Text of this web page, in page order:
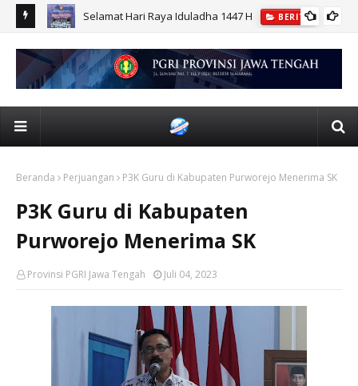
Selamat Hari Raya Iduladha 1447 H BERITA
Beranda Perjuangan P3K Guru di Kabupaten Purworejo Menerima SK
P3K Guru di Kabupaten
Purworejo Menerima SK
Provinsi PGRI Jawa Tengah Juli 04, 2023